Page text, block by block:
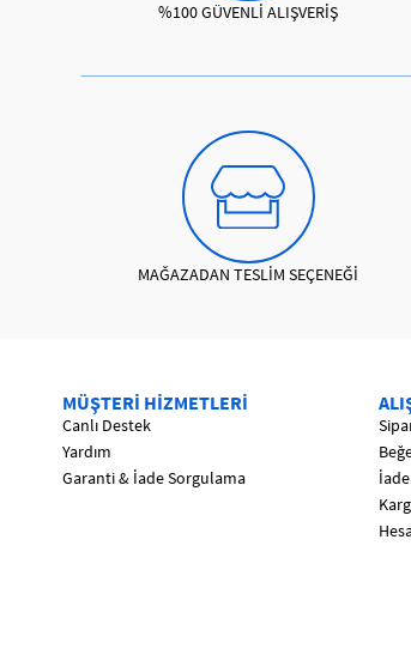
%100 GÜVENLİ ALIŞVERİŞ
MAĞAZADAN TESLİM SEÇENEĞİ
MÜŞTERİ HİZMETLERİ
Canlı Destek
Yardım
Garanti & İade Sorgulama